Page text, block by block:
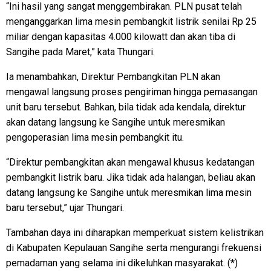
“Ini hasil yang sangat menggembirakan. PLN pusat telah
menganggarkan lima mesin pembangkit listrik senilai Rp 25
miliar dengan kapasitas 4.000 kilowatt dan akan tiba di
Sangihe pada Maret,” kata Thungari.
Ia menambahkan, Direktur Pembangkitan PLN akan
mengawal langsung proses pengiriman hingga pemasangan
unit baru tersebut. Bahkan, bila tidak ada kendala, direktur
akan datang langsung ke Sangihe untuk meresmikan
pengoperasian lima mesin pembangkit itu.
“Direktur pembangkitan akan mengawal khusus kedatangan
pembangkit listrik baru. Jika tidak ada halangan, beliau akan
datang langsung ke Sangihe untuk meresmikan lima mesin
baru tersebut,” ujar Thungari.
Tambahan daya ini diharapkan memperkuat sistem kelistrikan
di Kabupaten Kepulauan Sangihe serta mengurangi frekuensi
pemadaman yang selama ini dikeluhkan masyarakat. (*)